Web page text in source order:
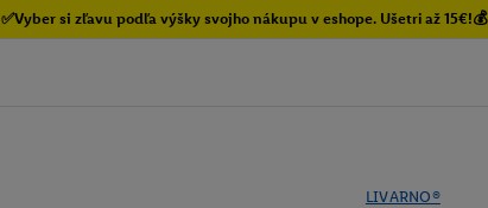
✅Vyber si zľavu podľa výšky svojho nákupu v eshope. Ušetri až 15€!💰
LIVARNO®